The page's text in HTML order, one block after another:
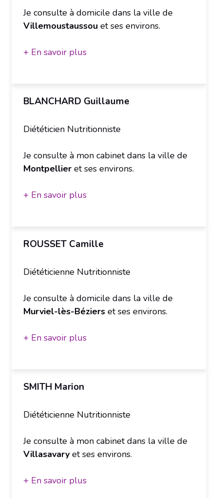
Je consulte à domicile dans la ville de
Villemoustaussou et ses environs.
+ En savoir plus
BLANCHARD Guillaume
Diététicien Nutritionniste
Je consulte à mon cabinet dans la ville de
Montpellier et ses environs.
+ En savoir plus
ROUSSET Camille
Diététicienne Nutritionniste
Je consulte à domicile dans la ville de
Murviel-lès-Béziers et ses environs.
+ En savoir plus
SMITH Marion
Diététicienne Nutritionniste
Je consulte à mon cabinet dans la ville de
Villasavary et ses environs.
+ En savoir plus